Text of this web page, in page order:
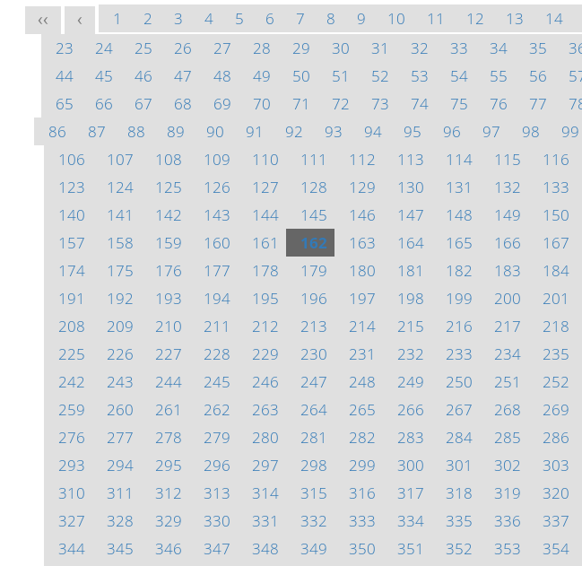
<< < 1 2 3 4 5 6 7 8 9 10 11 12 13 14
23
24 25 26 27 28 29 30 31 32 33 34 35
44
45 46 47 48 49 50 51 52 53 54 55 56
65
66 67 68 69 70 71 72 73 74 75 76 77
86
87 88 89 90 91 92 93 94 95 96 97 98 99
106
107 108 109 110 111 112 113 114 115 116
123
124 125 126 127 128 129 130 131 132 133
140
141 142 143 144 145 146 147 148 149 150
157
158 159 160 161 162 163 164 165 166 167
174
175 176 177 178 179 180 181 182 183 184
191
192 193 194 195 196 197 198 199 200 201
208
209 210 211 212 213 214 215 216 217 218
225
226 227 228 229 230 231 232 233 234 235
242
243 244 245 246 247 248 249 250 251 252
259
260 261 262 263 264 265 266 267 268 269
276
277 278 279 280 281 282 283 284 285 286
293
294 295 296 297 298 299 300 301 302 303
310
311 312 313 314 315 316 317 318 319 320
327
328 329 330 331 332 333 334 335 336 337
344
345 346 347 348 349 350 351 352 353 354